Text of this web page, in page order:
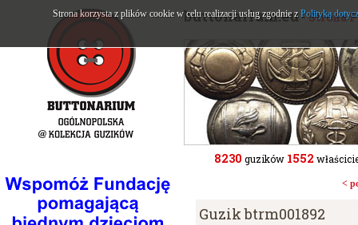
buttonarium.eu- Strona
8230 guzików 1552
<
Guzik btrm001892
Strona korzysta z plików cookie w celu realizacji usług zgodnie z Polityką